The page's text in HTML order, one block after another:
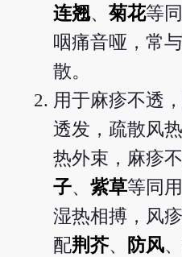
连翘、菊花等
咽痛音哑，常与
散。
用于麻疹不透
透发，疏散风
热外束，麻疹
子、紫草等同
湿热相搏，风
配荆芥、 防风